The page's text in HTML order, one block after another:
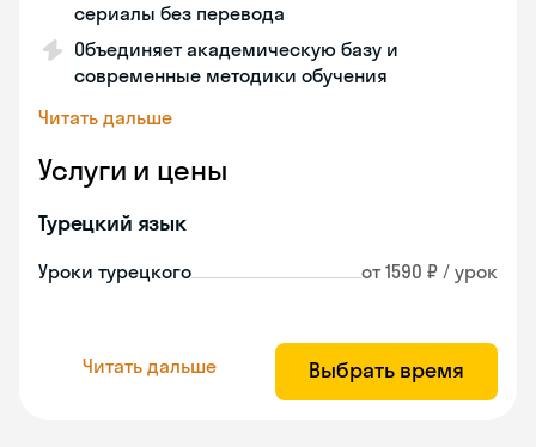
сериалы без перевода
Объединяет академическую базу и
современные методики обучения
Читать дальше
Услуги и цены
Турецкий язык
Уроки турецкого от 1590 ₽ / урок
Читать дальше Выбрать время